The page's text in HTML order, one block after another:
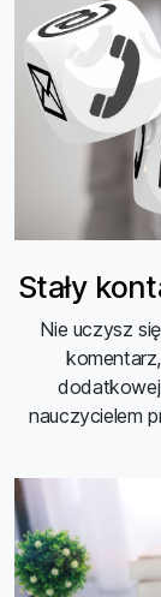
Stały
Nie uczysz
nauczycielem